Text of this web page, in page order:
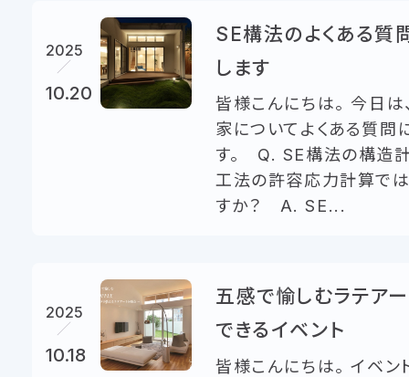
2025
10.20
SE構法のよくある質
します
皆様こんにちは。 今日は
家についてよくある質問
す。 Q. SE構法の構造
工法の許容応力計算で
すか？ A. SE...
2025
10.18
五感で愉しむラテア
できるイベント
皆様こんにちは。 イベン